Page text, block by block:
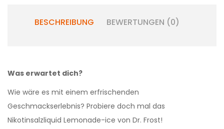
BESCHREIBUNG BEWERTUNGEN (0)
Was erwartet dich?
Wie wäre es mit einem erfrischenden
Geschmackserlebnis? Probiere doch mal das
Nikotinsalzliquid Lemonade-ice von Dr. Frost!